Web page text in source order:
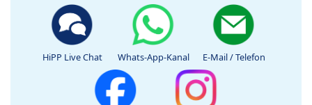
HiPP Live Chat Whats-App-Kanal E-Mail / Telefon